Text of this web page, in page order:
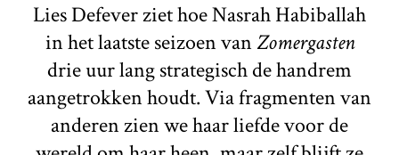
Lies Defever ziet hoe Nasrah Habiballah
in het laatste seizoen vanZomergasten
drie uur lang strategisch de handrem
aangetrokken houdt. Via fragmenten van
anderen zien we haar liefde voor de